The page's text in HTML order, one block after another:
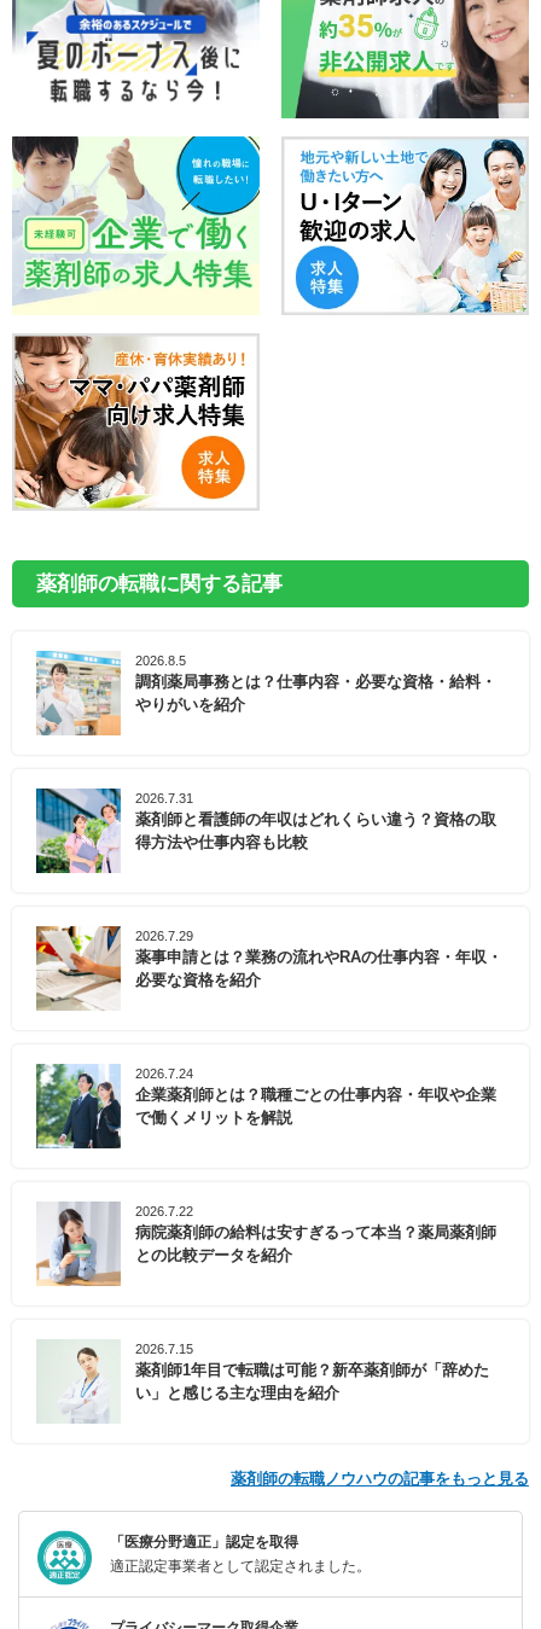
薬剤師の転職に関する記事
2026.8.5
調剤薬局事務とは？仕事内容・必要な資格・給料・
やりがいを紹介
2026.7.31
薬剤師と看護師の年収はどれくらい違う？資格の取
得方法や仕事内容も比較
2026.7.29
薬事申請とは？業務の流れやRAの仕事内容・年収・
必要な資格を紹介
2026.7.24
企業薬剤師とは？職種ごとの仕事内容・年収や企業
で働くメリットを解説
2026.7.22
病院薬剤師の給料は安すぎるって本当？薬局薬剤師
との比較データを紹介
2026.7.15
薬剤師1年目で転職は可能？新卒薬剤師が「辞めた
い」と感じる主な理由を紹介
薬剤師の転職ノウハウの記事をもっと見る
「医療分野適正」認定を取得
適正認定事業者として認定されました。